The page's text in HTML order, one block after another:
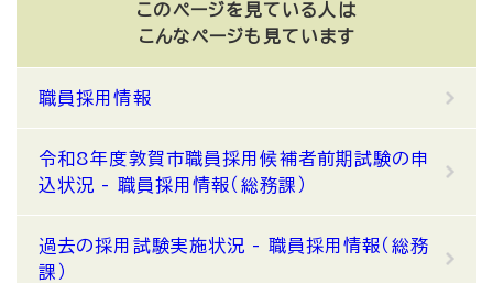
このページを見ている人は
こんなページも見ています
職員採用情報
令和8年度敦賀市職員採用候補者前期試験の申
込状況 - 職員採用情報（総務課）
過去の採用試験実施状況 - 職員採用情報（総務
課）